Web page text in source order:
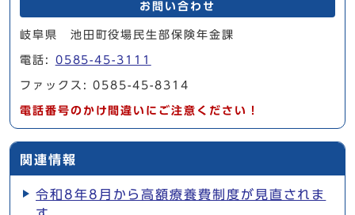
お問い合わせ
岐阜県 池田町役場民生部保険年金課
電話: 0585-45-3111
ファックス: 0585-45-8314
電話番号のかけ間違いにご注意ください！
関連情報
令和8年8月から高額療養費制度が見直されま